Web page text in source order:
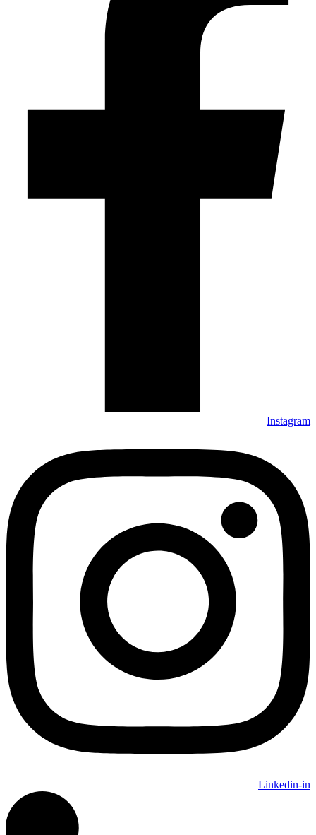
Instagram
Linkedin-in